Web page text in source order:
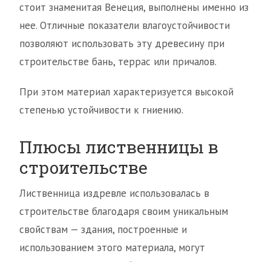
стоит знаменитая Венеция, выполнены именно из
нее. Отличные показатели влагоустойчивости
позволяют использовать эту древесину при
строительстве бань, террас или причалов.
При этом материал характеризуется высокой
степенью устойчивости к гниению.
Плюсы лиственницы в
строительстве
Лиственница издревле использовалась в
строительстве благодаря своим уникальным
свойствам — здания, построенные и
использованием этого материала, могут